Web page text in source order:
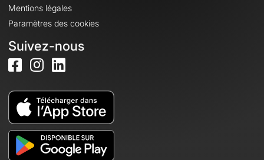
Mentions légales
Paramètres des cookies
Suivez-nous